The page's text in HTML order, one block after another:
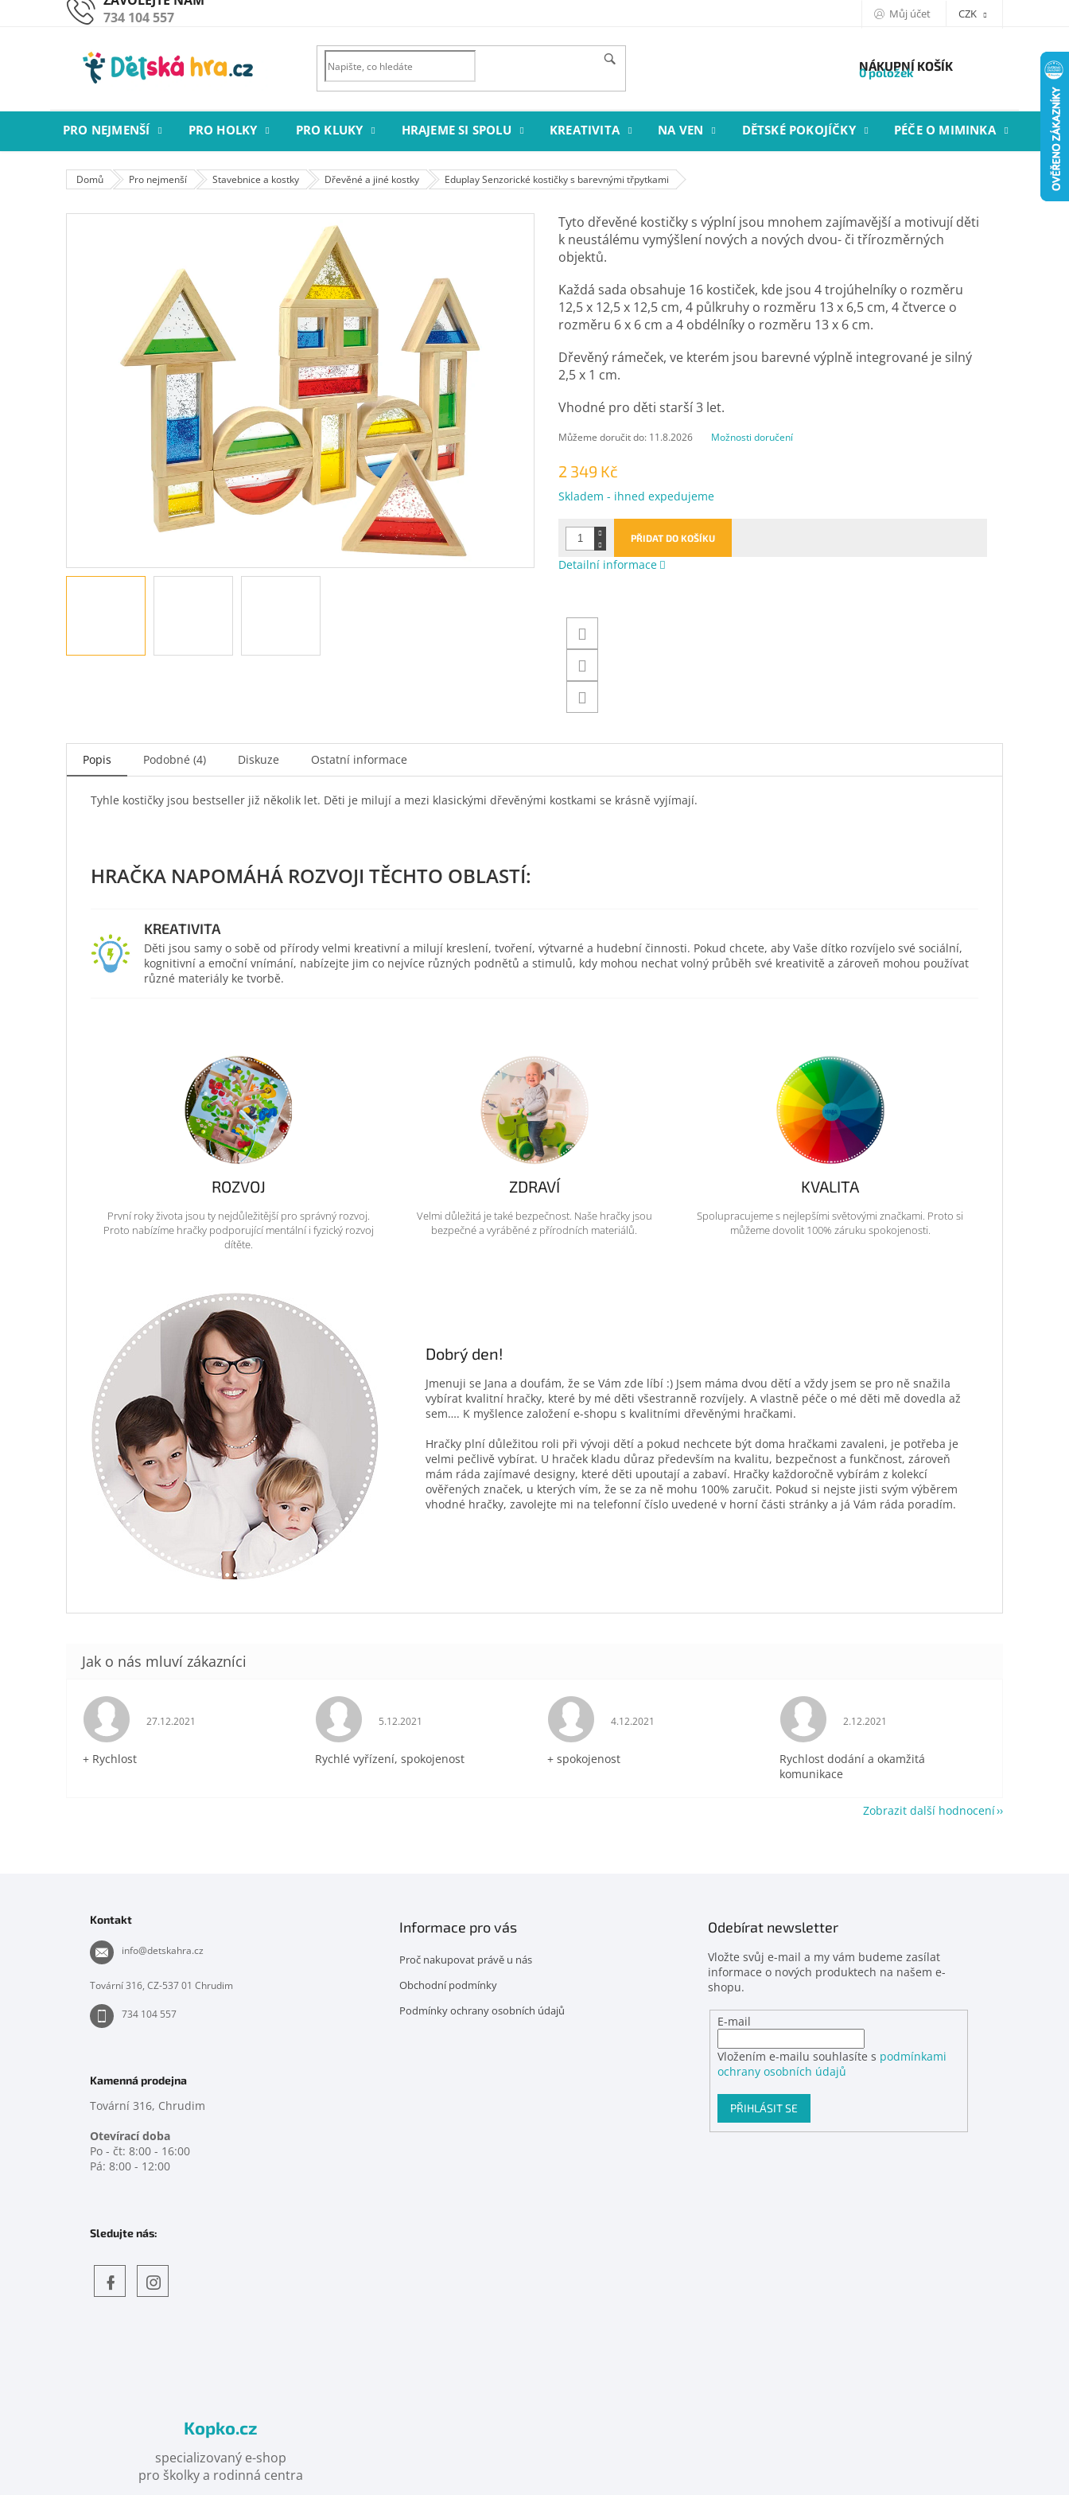
734 104 557 Můj účet CZK
NÁKUPNÍ KOŠÍK
0 položek
PRO NEJMENŠÍ PRO HOLKY PRO KLUKY HRAJEME SI SPOLU KREATIVITA NA VEN DĚTSKÉ POKOJÍČKY PÉČE O MIMINKA
Domů Pro nejmenší Stavebnice a kostky Dřevěné a jiné kostky Eduplay Senzorické kostičky s barevnými třpytkami
2 349 Kč
Měrná
Skladem - ihned expedujeme
Můžeme doručit do: 11.8.2026 Možnosti doručení
PŘIDAT DO KOŠÍKU
Tyto dřevěné kostičky s výplní jsou mnohem zajímavější a motivují děti
k neustálému vymýšlení nových a nových dvou- či třírozměrných
objektů.
Každá sada obsahuje 16 kostiček, kde jsou 4 trojúhelníky o rozměru
12,5 x 12,5 x 12,5 cm, 4 půlkruhy o rozměru 13 x 6,5 cm, 4 čtverce o
rozměru 6 x 6 cm a 4 obdélníky o rozměru 13 x 6 cm.
Dřevěný rámeček, ve kterém jsou barevné výplně integrované je silný
2,5 x 1 cm.
Vhodné pro děti starší 3 let.
Detailní informace
Popis Podobné (4) Diskuze Ostatní informace
Tyhle kostičky jsou bestseller již několik let. Děti je milují a mezi klasickými dřevěnými kostkami se krásně vyjímají.
KREATIVITA
Děti jsou samy o sobě od přírody velmi kreativní a milují kreslení, tvoření, výtvarné a hudební činnosti. Pokud chcete, aby Vaše dítko rozvíjelo své sociální,
kognitivní a emoční vnímání, nabízejte jim co nejvíce různých podnětů a stimulů, kdy mohou nechat volný průběh své kreativitě a zároveň mohou používat
různé materiály ke tvorbě.
ROZVOJ
První roky života jsou ty nejdůležitější pro správný rozvoj.
Proto nabízíme hračky podporující mentální i fyzický rozvoj
dítěte.
ZDRAVÍ
Velmi důležitá je také bezpečnost. Naše hračky jsou
bezpečné a vyráběné z přírodních materiálů.
KVALITA
Spolupracujeme s nejlepšími světovými značkami. Proto si
můžeme dovolit 100% záruku spokojenosti.
Dobrý den!
Jmenuji se Jana a doufám, že se Vám zde líbí :) Jsem máma dvou dětí a vždy jsem se pro ně snažila
vybírat kvalitní hračky, které by mé děti všestranně rozvíjely. A vlastně péče o mé děti mě dovedla až
sem…. K myšlence založení e-shopu s kvalitními dřevěnými hračkami.
Hračky plní důležitou roli při vývoji dětí a pokud nechcete být doma hračkami zavaleni, je potřeba je
velmi pečlivě vybírat. U hraček kladu důraz především na kvalitu, bezpečnost a funkčnost, zároveň
mám ráda zajímavé designy, které děti upoutají a zabaví. Hračky každoročně vybírám z kolekcí
ověřených značek, u kterých vím, že se za ně mohu 100% zaručit. Pokud si nejste jisti svým výběrem
vhodné hračky, zavolejte mi na telefonní číslo uvedené v horní části stránky a já Vám ráda poradím.
Hodnocení obchodu je 5 z 5 hvězdiček.
27.12.2021
+ Rychlost
Hodnocení obchodu je 5 z 5 hvězdiček.
5.12.2021
Rychlé vyřízení, spokojenost
Hodnocení obchodu je 5 z 5 hvězdiček.
4.12.2021
+ spokojenost
Hodnocení obchodu je 5 z 5 hvězdiček.
2.12.2021
Rychlost dodání a okamžitá
komunikace
Zobrazit další hodnocení
Kontakt
info@detskahra.cz
Tovární 316, CZ-537 01 Chrudim
734 104 557
Kamenná prodejna
Tovární 316, Chrudim
Otevírací doba
Po - čt: 8:00 - 16:00
Pá: 8:00 - 12:00
Sledujte nás:
Informace pro vás
Proč nakupovat právě u nás
Obchodní podmínky
Podmínky ochrany osobních údajů
Odebírat newsletter
Vložte svůj e-mail a my vám budeme zasílat
informace o nových produktech na našem e-
shopu.
E-mail
Vložením e-mailu souhlasíte s podmínkami
ochrany osobních údajů
PŘIHLÁSIT SE
Kopko.cz
specializovaný e-shop
pro školky a rodinná centra